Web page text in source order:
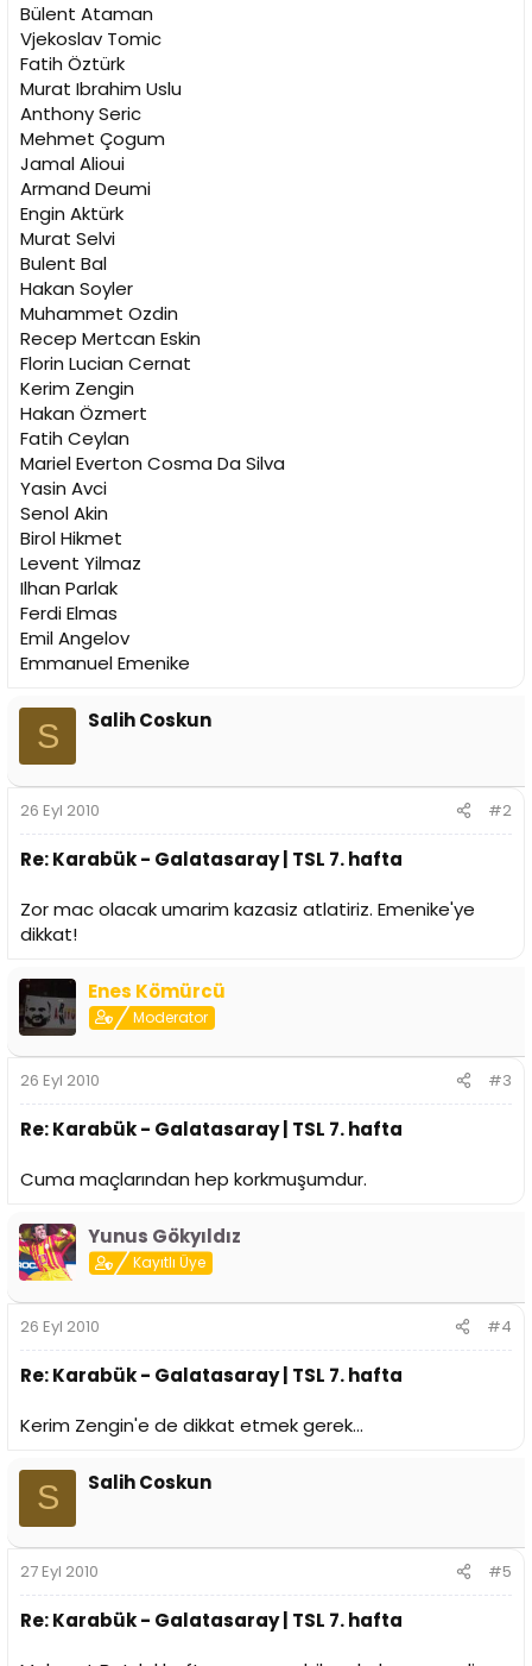
Bülent Ataman
Vjekoslav Tomic
Fatih Öztürk
Murat Ibrahim Uslu
Anthony Seric
Mehmet Çogum
Jamal Alioui
Armand Deumi
Engin Aktürk
Murat Selvi
Bulent Bal
Hakan Soyler
Muhammet Ozdin
Recep Mertcan Eskin
Florin Lucian Cernat
Kerim Zengin
Hakan Özmert
Fatih Ceylan
Mariel Everton Cosma Da Silva
Yasin Avci
Senol Akin
Birol Hikmet
Levent Yilmaz
Ilhan Parlak
Ferdi Elmas
Emil Angelov
Emmanuel Emenike
S Salih Coskun
26 Eyl 2010 #2
Re: Karabük - Galatasaray | TSL 7. hafta
Zor mac olacak umarim kazasiz atlatiriz. Emenike'ye
dikkat!
Enes Kömürcü
Moderator
26 Eyl 2010 #3
Re: Karabük - Galatasaray | TSL 7. hafta
Cuma maçlarından hep korkmuşumdur.
Yunus Gökyıldız
Kayıtlı Üye
26 Eyl 2010 #4
Re: Karabük - Galatasaray | TSL 7. hafta
Kerim Zengin'e de dikkat etmek gerek...
S Salih Coskun
27 Eyl 2010 #5
Re: Karabük - Galatasaray | TSL 7. hafta